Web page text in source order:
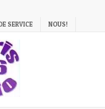
SERVICE NOUS!